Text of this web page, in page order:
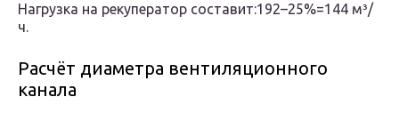
Нагрузка на рекуператор составит:192–25%=144 м³/
ч.
Расчёт диаметра вентиляционного
канала